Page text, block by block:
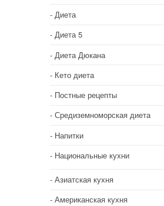
Диета
Диета 5
Диета Дюкана
Кето диета
Постные рецепты
Средиземноморская диета
Напитки
Национальные кухни
Азиатская кухня
Американская кухня